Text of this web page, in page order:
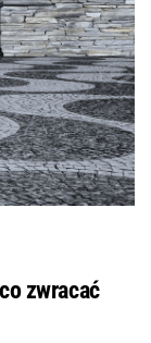
zwracać